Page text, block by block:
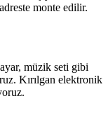
monte edilir.
müzik seti gibi
Kırılgan elektronik